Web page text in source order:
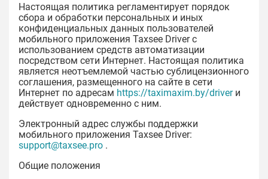
Настоящая политика регламентирует порядок
сбора и обработки персональных и иных
конфиденциальных данных пользователей
мобильного приложения Taxsee Driver с
использованием средств автоматизации
посредством сети Интернет. Настоящая политика
является неотъемлемой частью сублицензионного
соглашения, размещенного на сайте в сети
Интернет по адресам https://taximaxim.by/driverи
действует одновременно с ним.
Электронный адрес службы поддержки
мобильного приложения Taxsee Driver:
support@taxsee.pro .
Общие положения